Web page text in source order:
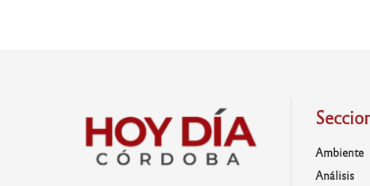
Ambiente
Análisis